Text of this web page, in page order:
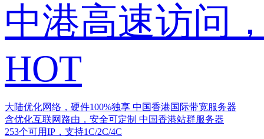
中港高速访问
HOT
大陆优化网络，硬件100%独享 中国香港国际带宽服务器
含优化互联网路由，安全可定制 中国香港站群服务器
253个可用IP，支持1C/2C/4C